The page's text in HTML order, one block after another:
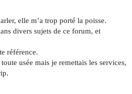
elle m’a trop porté la poisse.
divers sujets de ce forum, et
référence.
usée mais je remettais les services,